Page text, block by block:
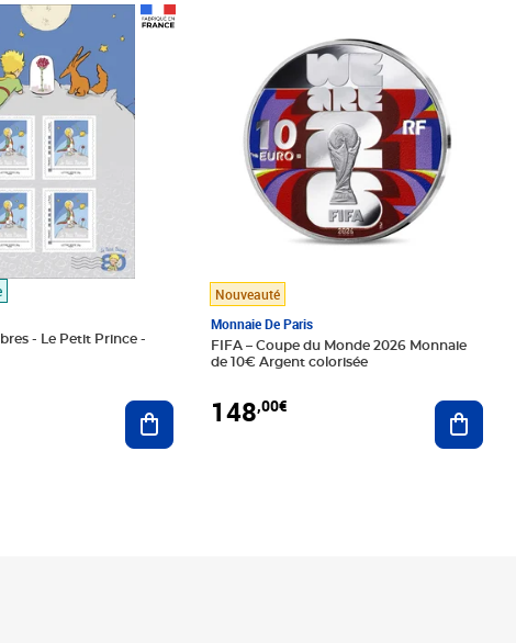
- Le Petit Prince -
Ajouter au panier
Nouveauté
Monnaie De Paris
FIFA – Coupe du Monde 2026 Monnaie
de 10€ Argent colorisée
148,00€